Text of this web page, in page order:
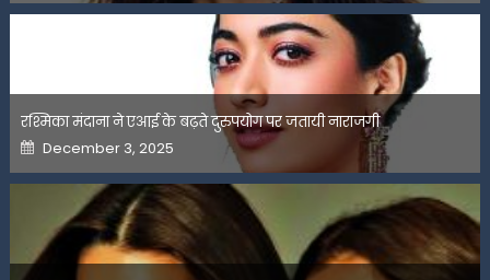
रश्मिका मंदाना ने एआई के बढ़ते दुरुपयोग पर जतायी नाराजगी
Posted
on
December 3, 2025